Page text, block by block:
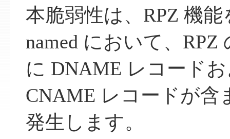
本脆弱性は、RPZ 機
named において、
に DNAME レコード
CNAME レコードが含
発生します。